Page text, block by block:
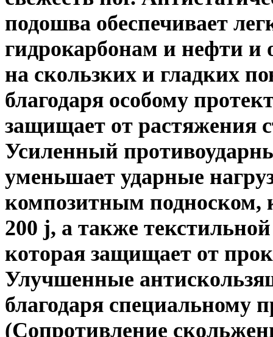
подошва обеспечивает
гидрокарбонам и нефти и
на скользких и гладких
благодаря особому
защищает от растяжения
Усиленный
уменьшает ударные
композитным подноском,
200 j, а также
которая защищает от
Улучшенные
благодаря специальному
(Сопротивление